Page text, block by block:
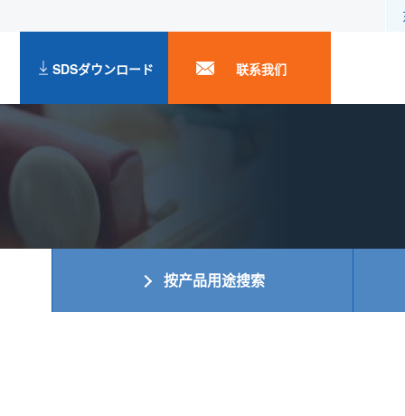
SDSダウンロード 联系我们
按产品用途搜索